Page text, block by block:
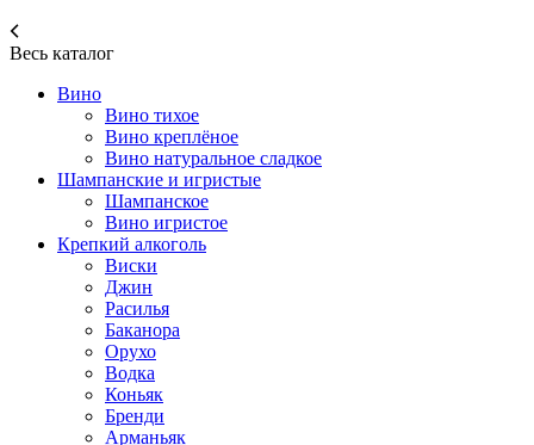
Весь каталог
Вино
Вино тихое
Вино креплёное
Вино натуральное сладкое
Шампанские и игристые
Шампанское
Вино игристое
Крепкий алкоголь
Виски
Джин
Расилья
Баканора
Орухо
Водка
Коньяк
Бренди
Арманьяк